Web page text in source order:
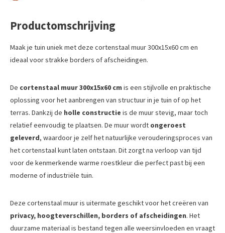
Productomschrijving
Maak je tuin uniek met deze cortenstaal muur 300x15x60 cm en
ideaal voor strakke borders of afscheidingen.
De cortenstaal muur 300x15x60 cm is een stijlvolle en praktische
oplossing voor het aanbrengen van structuur in je tuin of op het
terras. Dankzij de holle constructie is de muur stevig, maar toch
relatief eenvoudig te plaatsen. De muur wordt ongeroest
geleverd, waardoor je zelf het natuurlijke verouderingsproces van
het cortenstaal kunt laten ontstaan. Dit zorgt na verloop van tijd
voor de kenmerkende warme roestkleur die perfect past bij een
moderne of industriële tuin.
Deze cortenstaal muur is uitermate geschikt voor het creëren van
privacy, hoogteverschillen, borders of afscheidingen. Het
duurzame materiaal is bestand tegen alle weersinvloeden en vraagt